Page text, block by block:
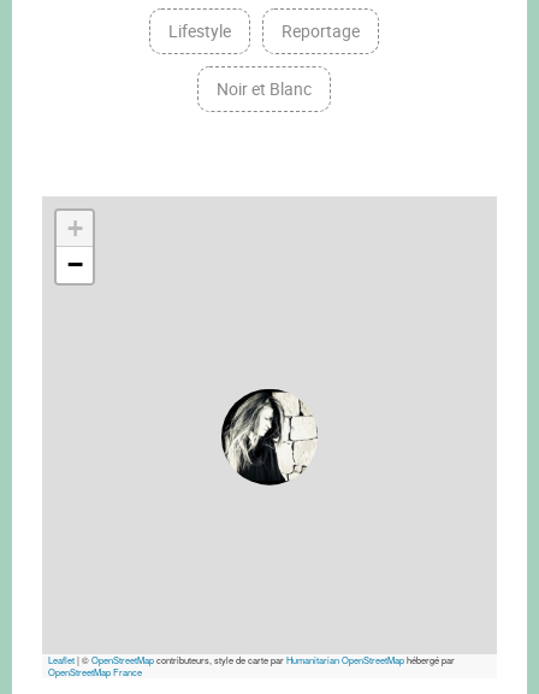
Lifestyle Reportage
Noir et Blanc
+
−
Leaflet|©OpenStreetMapcontributeurs, style de carte parHumanitarian OpenStreetMaphébergé par
OpenStreetMap France